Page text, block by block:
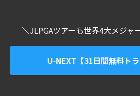
＼JLPGAツアーも世界4大メジャ
U-NEXT【31日間無料トラ